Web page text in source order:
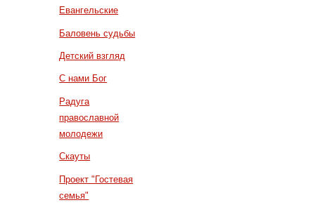
Евангельские
Баловень судьбы
Детский взгляд
С нами Бог
Радуга
православной
молодежи
Скауты
Проект "Гостевая
семья"